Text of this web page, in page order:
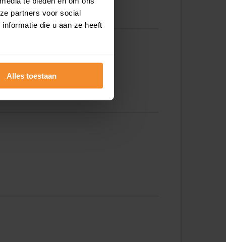
partners voor social
die u aan ze heeft
Alles toestaan